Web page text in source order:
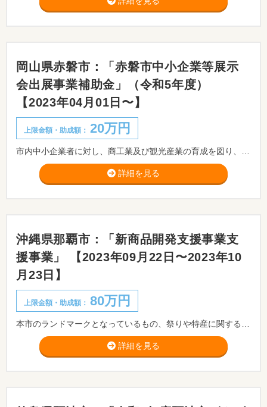
岡山県赤磐市：「赤磐市中小企業等展示
会出展事業補助金」（令和5年度）
【2023年04月01日〜】
上限金額・助成額： 20万円
詳細を見る
沖縄県那覇市：「新商品開発支援事業支
援事業」 【2023年09月22日〜2023年10
月23日】
上限金額・助成額： 80万円
詳細を見る